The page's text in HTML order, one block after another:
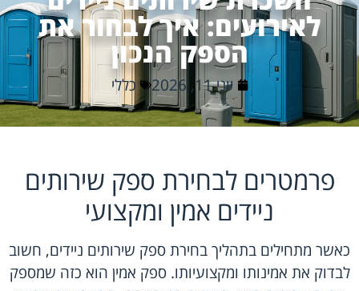
לאירועים: איך לבחור את
הספק הנכון
יוני 11, 2026 כללי
פרמטרים לבחירת ספק שירותים
ניידים אמין ומקצועי
כאשר מתחילים בתהליך בחירת ספק שירותים ניידים, חשוב
לבדוק את אמינותו ומקצועיותו. ספק אמין הוא כזה שמספק